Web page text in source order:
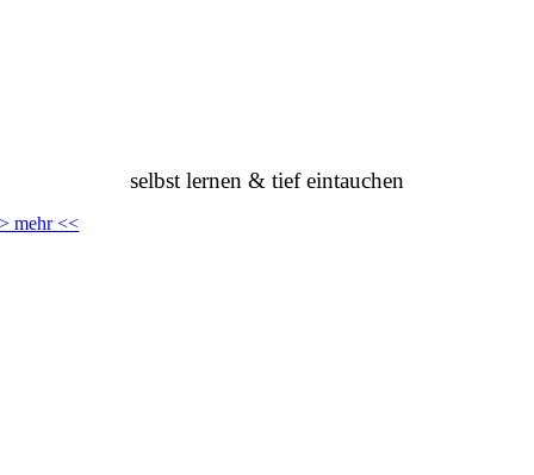
selbst lernen & tief eintauchen
mehr <<